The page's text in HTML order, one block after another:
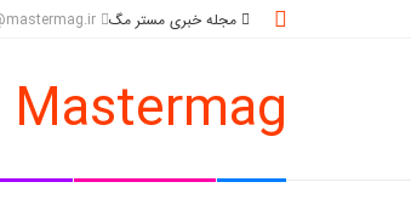
مجله خبری مستر مگ
Mastermag